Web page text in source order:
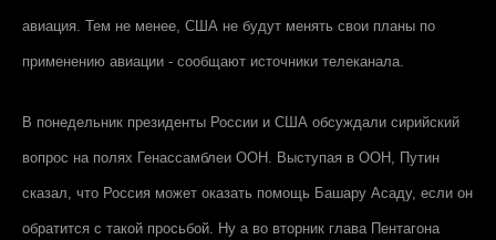
авиация. Тем не менее, США не будут менять свои планы по
применению авиации - сообщают источники телеканала.
В понедельник президенты России и США обсуждали сирийский
вопрос на полях Генассамблеи ООН. Выступая в ООН, Путин
сказал, что Россия может оказать помощь Башару Асаду, если он
обратится с такой просьбой. Ну а во вторник глава Пентагона